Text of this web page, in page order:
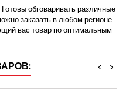
Готовы обговаривать различные
заказать в любом регионе
вас товар по оптимальным
>
<